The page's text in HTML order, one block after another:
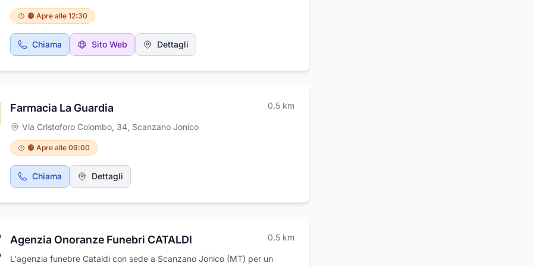
preparato sempre con ingredienti freschi e genuini. Il locale propone una
vasta scelta di pizze tutte cotte nel forno a legna, da degustare con
ottime birre nazionali. Nelle serate estive potrete godervi il panorama
mangiando sull'ampia tettoua esterna. Per i più esigenti offriamo la
ampiamente ristrutturata e climatizzata.
🟠 Apre alle 12:30
Chiama Sito Web Dettagli
Farmacia La Guardia 0.5 km
Via Cristoforo Colombo, 34, Scanzano Jonico
🟠 Apre alle 09:00
Chiama Dettagli
Agenzia Onoranze Funebri CATALDI 0.5 km
L'agenzia funebre Cataldi con sede a Scanzano Jonico (MT) per un